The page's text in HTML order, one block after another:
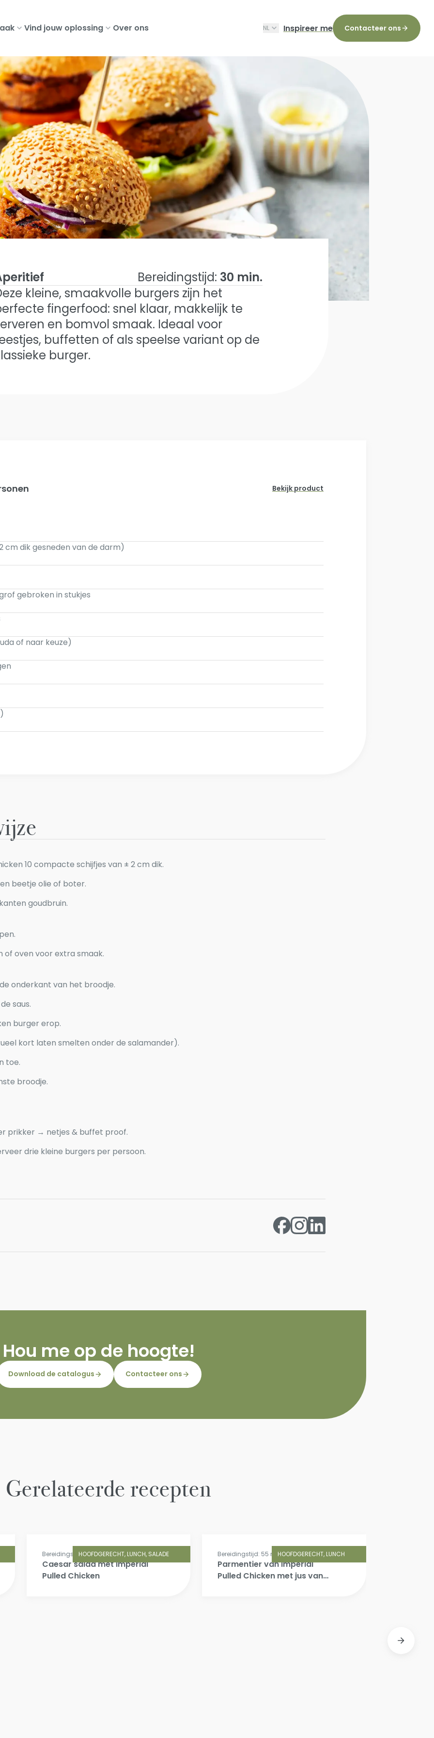
Vind jouw oplossing Over ons NL Inspireer me Contacteer ons
Chicken Burgers burgers
Bereidingstijd: 30 min.
kleine, smaakvolle burgers zijn het
fingerfood: snel klaar, makkelijk te
en bomvol smaak. Ideaal voor
buffetten of als speelse variant op de
burger.
Bekijk product
cm dik gesneden van de darm)
gebroken in stukjes
of naar keuze)
10 compacte schijfjes van ± 2 cm dik.
beetje olie of boter.
goudbruin.
of oven voor extra smaak.
onderkant van het broodje.
saus.
burger erop.
kort laten smelten onder de salamander).
toe.
broodje.
prikker → netjes & buffet proof.
drie kleine burgers per persoon.
Hou me op de hoogte!
Download de catalogus Contacteer ons
Gerelateerde recepten
HOOFDGERECHT, LUNCH, SALADE
Bereidingstijd: 15 min.
Caesar salad met Imperial
Pulled Chicken
HOOFDGERECHT, LUNCH
Bereidingstijd: 55 min.
Parmentier van Imperial
Pulled Chicken met jus van